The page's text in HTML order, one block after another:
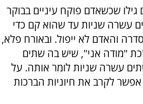
שכשאדם פוקח עיניים בבוקר
עשרה שניות עד שהוא קם כדי
והאדם לא ייפול. ובאורח פלא,
"מודה אני", שיש בה שתים
עשרה שניות לומר אותה. על
אפשר לקרב את חיוניות הברכות